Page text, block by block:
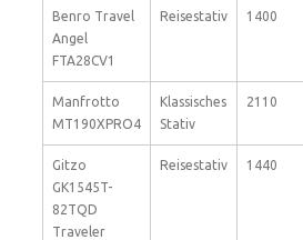
Benro Travel
Angel
FTA28CV1
Reisestativ 1400
Manfrotto
MT190XPRO4
Klassisches
Stativ
2110
Gitzo
GK1545T-
82TQD
Traveler
Reisestativ 1440